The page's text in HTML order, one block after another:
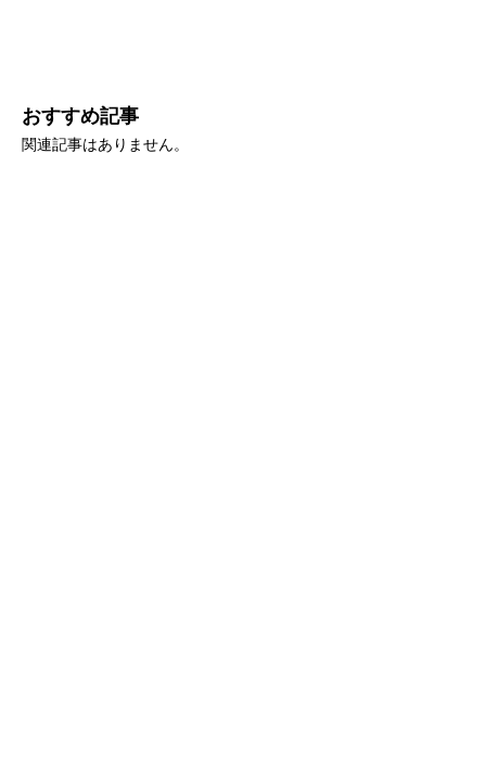
おすすめ記事
関連記事はありません。